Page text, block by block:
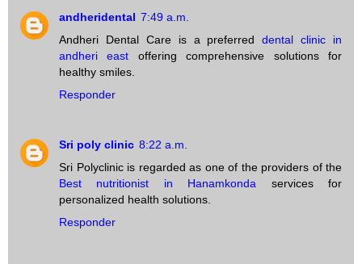
andheridental 7:49 a.m.
Andheri Dental Care is a preferreddental clinic in
andheri east offering comprehensive solutions for
healthy smiles.
Responder
Sri poly clinic 8:22 a.m.
Sri Polyclinic is regarded as one of the providers of the
Best nutritionist in Hanamkonda services for
personalized health solutions.
Responder